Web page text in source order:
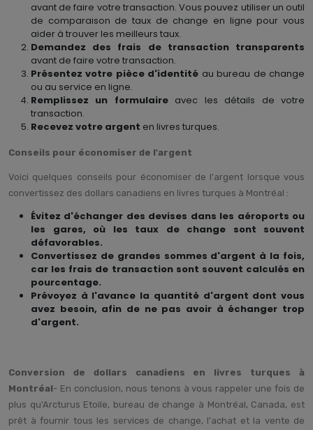
avant de faire votre transaction. Vous pouvez utiliser un outil
de comparaison de taux de change en ligne pour vous
aider à trouver les meilleurs taux.
Demandez des frais de transaction transparents
avant de faire votre transaction.
Présentez votre pièce d'identité au bureau de change
ou au service en ligne.
Remplissez un formulaireavec les détails de votre
transaction.
Recevez votre argent en livres turques.
Conseils pour économiser de l'argent
Voici quelques conseils pour économiser de l'argent lorsque vous
convertissez des dollars canadiens en livres turques à Montréal :
Évitez d'échanger des devises dans les aéroports ou
les gares, où les taux de change sont souvent
défavorables.
Convertissez de grandes sommes d'argent à la fois,
car les frais de transaction sont souvent calculés en
pourcentage.
Prévoyez à l'avance la quantité d'argent dont vous
avez besoin, afin de ne pas avoir à échanger trop
d'argent.
Conversion de dollars canadiens en livres turques à
Montréal- En conclusion, nous tenons à vous rappeler une fois de
plus qu'Arcturus Etoile, bureau de change à Montréal, Canada, est
prêt à fournir tous les services de change, l'achat et la vente de